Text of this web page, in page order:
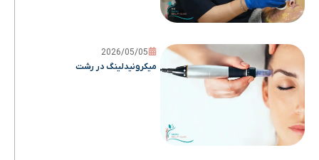
2026/05/05
میکرونیدلینگ در رشت